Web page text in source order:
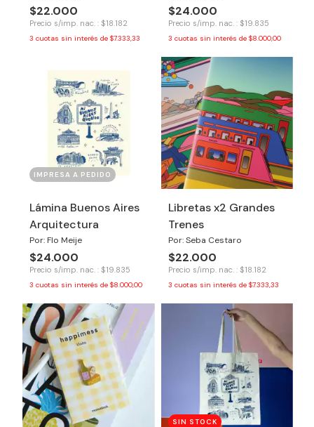
$22.000
Precio s/imp. nac. : $18.182
3 cuotas sin interés de $7.333,33
$24.000
Precio s/imp. nac. : $19.835
3 cuotas sin interés de $8.000,00
IMPRESA A PEDIDO
Lámina Buenos Aires
Arquitectura
Por: Flo Meije
$24.000
Precio s/imp. nac. : $19.835
3 cuotas sin interés de $8.000,00
Libretas x2 Grandes
Trenes
Por: Seba Cestaro
$22.000
Precio s/imp. nac. : $18.182
3 cuotas sin interés de $7.333,33
SIN STOCK